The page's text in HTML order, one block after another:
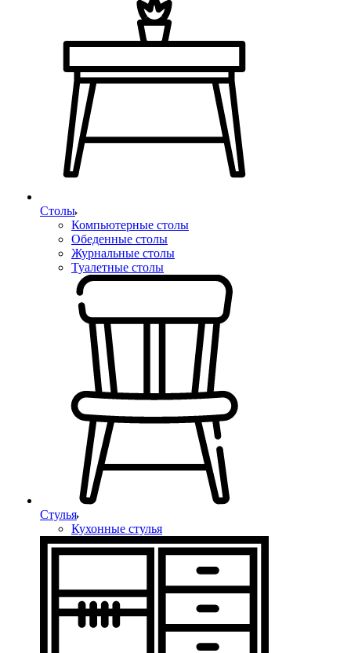
Столы
Компьютерные столы
Обеденные столы
Журнальные столы
Туалетные столы
Стулья
Кухонные стулья